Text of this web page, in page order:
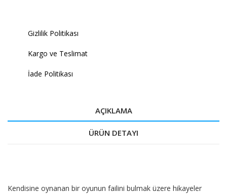
Gizlilik Politikası
Kargo ve Teslimat
İade Politikası
AÇIKLAMA
ÜRÜN DETAYI
Kendisine oynanan bir oyunun failini bulmak üzere hikayeler